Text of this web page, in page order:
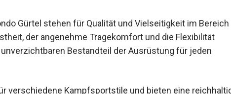
Gürtel stehen für Qualität und Vielseitigkeit im Bereich
der angenehme Tragekomfort und die Flexibilität
Bestandteil der Ausrüstung für jeden